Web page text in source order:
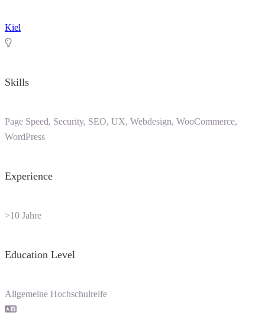
Kiel
Skills
Page Speed, Security, SEO, UX, Webdesign, WooCommerce,
WordPress
Experience
>10 Jahre
Education Level
Allgemeine Hochschulreife